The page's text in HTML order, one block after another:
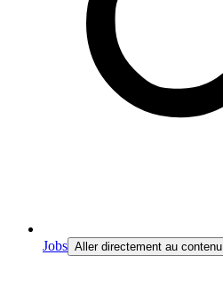
Jobs Aller directement au contenu